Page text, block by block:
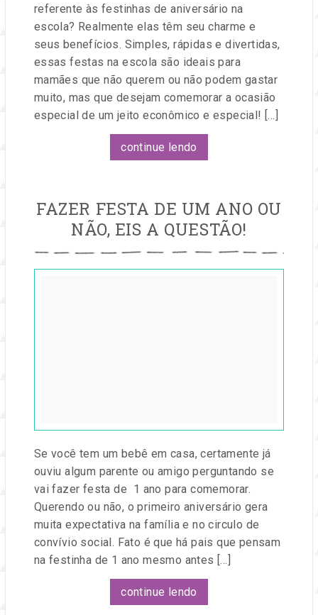
referente às festinhas de aniversário na
escola? Realmente elas têm seu charme e
seus benefícios. Simples, rápidas e divertidas,
essas festas na escola são ideais para
mamães que não querem ou não podem gastar
muito, mas que desejam comemorar a ocasião
especial de um jeito econômico e especial! […]
continue lendo
FAZER FESTA DE UM ANO OU
NÃO, EIS A QUESTÃO!
Publicado
em
Se você tem um bebê em casa, certamente já
ouviu algum parente ou amigo perguntando se
vai fazer festa de 1 ano para comemorar.
Querendo ou não, o primeiro aniversário gera
muita expectativa na família e no circulo de
convívio social. Fato é que há pais que pensam
na festinha de 1 ano mesmo antes […]
continue lendo